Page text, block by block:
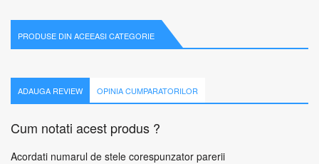
PRODUSE DIN ACEEASI CATEGORIE
ADAUGA REVIEW OPINIA CUMPARATORILOR
Cum notati acest produs ?
Acordati numarul de stele corespunzator parerii